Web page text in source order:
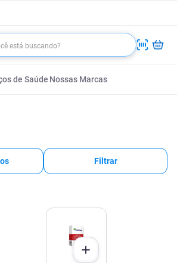
de Saúde Nossas Marcas
Filtrar